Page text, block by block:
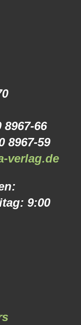
8967-66
8967-59
verlag.de
9:00